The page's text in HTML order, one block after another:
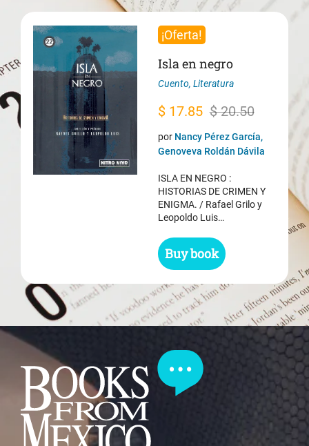
¡Oferta!
Isla en negro
Cuento, Literatura
$20.50
El
precio
original
era:
$ 20.50.
$17.85
El
precio
actual
es:
$ 17.85.
por Nancy Pérez García,
Genoveva Roldán Dávila
ISLA EN NEGRO :
HISTORIAS DE CRIMEN Y
ENIGMA. / Rafael Grilo y
Leopoldo Luis…
Buy book